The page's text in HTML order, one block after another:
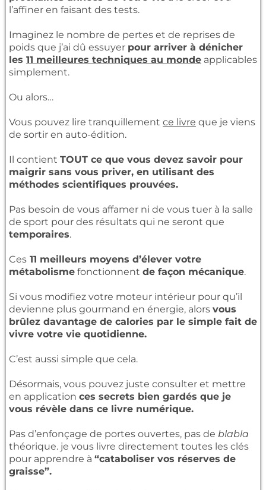
l’affiner en faisant des tests.
Imaginez le nombre de pertes et de reprises de
poids que j’ai dû essuyer pour arriver à dénicher
les 11 meilleures techniques au monde applicables
simplement.
Ou alors…
Vous pouvez lire tranquillement ce livre que je viens
de sortir en auto-édition.
Il contient TOUT ce que vous devez savoir pour
maigrir sans vous priver, en utilisant des
méthodes scientifiques prouvées.
Pas besoin de vous affamer ni de vous tuer à la salle
de sport pour des résultats qui ne seront que
temporaires.
Ces 11 meilleurs moyens d’élever votre
métabolisme fonctionnent de façon mécanique.
Si vous modifiez votre moteur intérieur pour qu’il
devienne plus gourmand en énergie, alors vous
brûlez davantage de calories par le simple fait de
vivre votre vie quotidienne.
C’est aussi simple que cela.
Désormais, vous pouvez juste consulter et mettre
en application ces secrets bien gardés que je
vous révèle dans ce livre numérique.
Pas d’enfonçage de portes ouvertes, pas de blabla
théorique. je vous livre directement toutes les clés
pour apprendre à “cataboliser vos réserves de
graisse”.